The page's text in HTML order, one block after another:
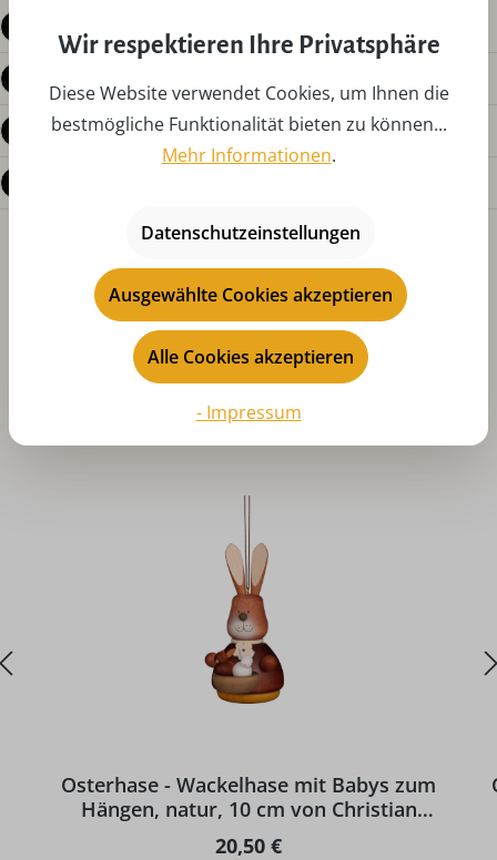
Bewertungen
Das könnte Ihnen auch gefallen
Osterhase - Wackelhase mit Babys zum
Hängen, natur, 10 cm von Christian
Ulbricht
Regulärer Preis:
20,50 €
Wir respektieren Ihre Privatsphäre
Diese Website verwendet Cookies, um Ihnen die
bestmögliche Funktionalität bieten zu können...
Mehr Informationen.
Datenschutzeinstellungen
Ausgewählte Cookies akzeptieren
Alle Cookies akzeptieren
- Impressum